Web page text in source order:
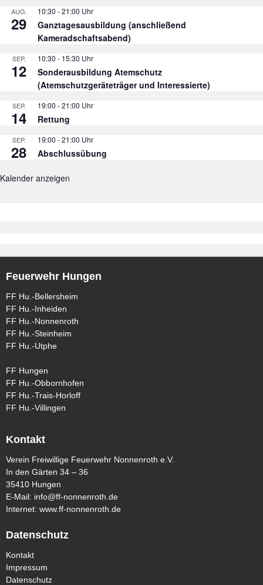
AUG.
29
10:30 -21:00
Ganztagesausbildung (anschließend
Kameradschaftsabend)
SEP.
12
10:30 - 15:30
Sonderausbildung Atemschutz
(Atemschutzgeräteträger und Interessierte)
SEP.
14
19:00 -21:00
Rettung
SEP.
28
19:00 -21:00
Abschlussübung
Kalender anzeigen
Feuerwehr Hungen
FF Hu.-Bellersheim
FF Hu.-Inheiden
FF Hu.-Nonnenroth
FF Hu.-Steinheim
FF Hu.-Utphe
FF Hungen
FF Hu.-Obbornhofen
FF Hu.-Trais-Horloff
FF Hu.-Villingen
Kontakt
Verein Freiwillige Feuerwehr Nonnenroth e.V.
In den Gärten 34 – 36
35410 Hungen
E-Mail: info@ff-nonnenroth.de
Internet: www.ff-nonnenroth.de
Datenschutz
Kontakt
Impressum
Datenschutz